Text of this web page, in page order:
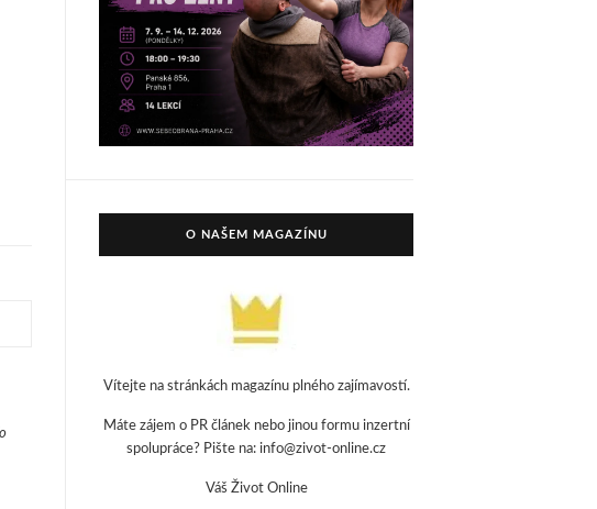
O NAŠEM MAGAZÍNU
Vítejte na stránkách magazínu plného zajímavostí.
Máte zájem o PR článek nebo jinou formu inzertní
spolupráce? Pište na: info@zivot-online.cz
Váš Život Online